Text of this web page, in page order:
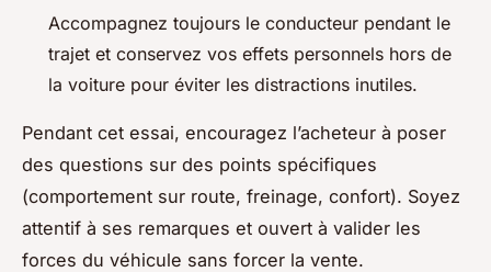
Accompagnez toujours le conducteur pendant le
trajet et conservez vos effets personnels hors de
la voiture pour éviter les distractions inutiles.
Pendant cet essai, encouragez l’acheteur à poser
des questions sur des points spécifiques
(comportement sur route, freinage, confort). Soyez
attentif à ses remarques et ouvert à valider les
forces du véhicule sans forcer la vente.